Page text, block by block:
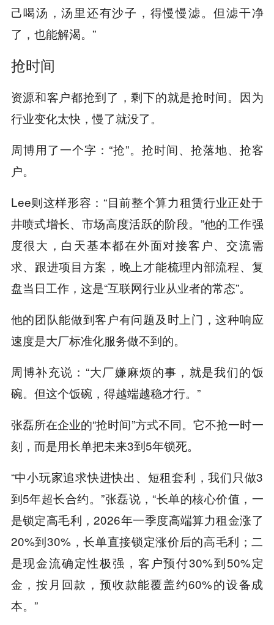
己喝汤，汤里还有沙子，得慢慢滤。但滤干净
了，也能解渴。”
抢时间
资源和客户都抢到了，剩下的就是抢时间。因为
行业变化太快，慢了就没了。
周博用了一个字：“抢”。抢时间、抢落地、抢客
户。
Lee则这样形容：“目前整个算力租赁行业正处于
井喷式增长、市场高度活跃的阶段。”他的工作强
度很大，白天基本都在外面对接客户、交流需
求、跟进项目方案，晚上才能梳理内部流程、复
盘当日工作，这是“互联网行业从业者的常态”。
他的团队能做到客户有问题及时上门，这种响应
速度是大厂标准化服务做不到的。
周博补充说：“大厂嫌麻烦的事，就是我们的饭
碗。但这个饭碗，得越端越稳才行。”
张磊所在企业的“抢时间”方式不同。它不抢一时一
刻，而是用长单把未来3到5年锁死。
“中小玩家追求快进快出、短租套利，我们只做3
到5年超长合约。”张磊说，“长单的核心价值，一
是锁定高毛利，2026年一季度高端算力租金涨了
20%到30%，长单直接锁定涨价后的高毛利；二
是现金流确定性极强，客户预付30%到50%定
金，按月回款，预收款能覆盖约60%的设备成
本。”